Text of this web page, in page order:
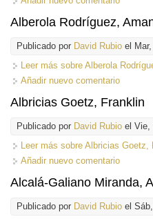
Alberola Rodríguez,
Publicado por David Rubio el
Leer más sobre Alberola
Añadir nuevo comentario
Albricias Goetz, Franklin
Publicado por David Rubio el Vie,
Leer más sobre Albricias Goetz,
Añadir nuevo comentario
Alcalá-Galiano Miranda,
Publicado por David Rubio el